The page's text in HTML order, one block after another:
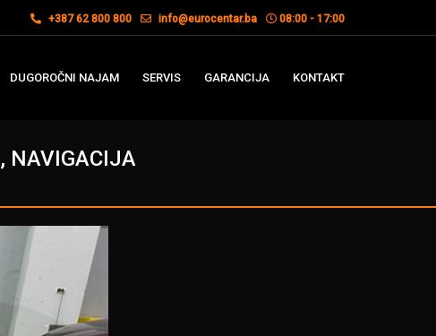
+387 62 800 800 info@eurocentar.ba 08:00 - 17:00
DUGOROČNI NAJAM SERVIS GARANCIJA KONTAKT
NAVIGACIJA